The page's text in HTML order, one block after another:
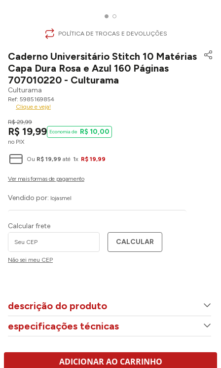
POLÍTICA DE TROCAS E DEVOLUÇÕES
Caderno Universitário Stitch 10 Matérias
Capa Dura Rosa e Azul 160 Páginas
707010220 - Culturama
Culturama
5985169854
Clique e veja!
R$ 29,99
R$ 19,99
no PIX
R$ 10,00
Ou R$ 19,99 até 1x R$ 19,99
Vendido por: lojasmel
Calcular frete
CALCULAR
Não sei meu CEP
descrição do produto
especificações técnicas
ADICIONAR AO CARRINHO